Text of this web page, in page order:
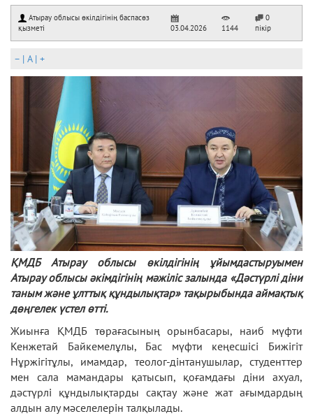
Атырау облысы өкілдігінің баспасөз
қызметі
03.04.2026 1144
0
пікір
– | A| +
ҚМДБ Атырау облысы өкілдігінің ұйымдастыруымен
Атырау облысы әкімдігінің мәжіліс залында «Дәстүрлі діни
таным және ұлттық құндылықтар» тақырыбында аймақтық
дөңгелек үстел өтті.
Жиынға ҚМДБ төрағасының орынбасары, наиб мүфти
Кенжетай Байкемелұлы, Бас мүфти кеңесшісі Бижігіт
Нұржігітұлы, имамдар, теолог-дінтанушылар, студенттер
мен сала мамандары қатысып, қоғамдағы діни ахуал,
дәстүрлі құндылықтарды сақтау және жат ағымдардың
алдын алу мәселелерін талқылады.